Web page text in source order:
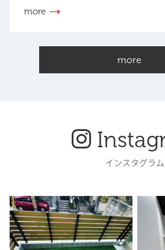
more
more
インスタグラム